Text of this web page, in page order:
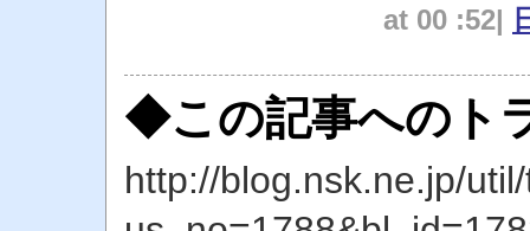
at 00 :52|
◆この記事へのト
http://blog.nsk.ne.jp/